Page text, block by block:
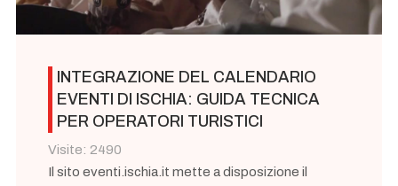
INTEGRAZIONE DEL CALENDARIO
EVENTI DI ISCHIA: GUIDA TECNICA
PER OPERATORI TURISTICI
Visite: 2490
Il sito eventi.ischia.it mette a disposizione il